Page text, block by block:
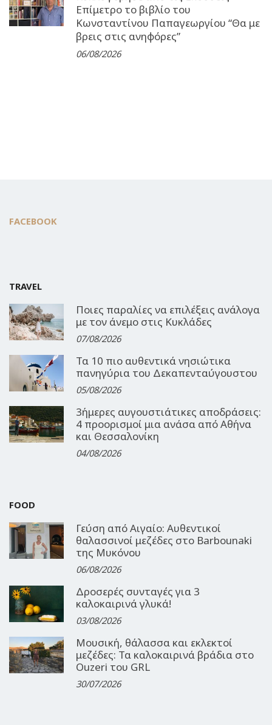
Επίμετρο το βιβλίο του
Κωνσταντίνου Παπαγεωργίου “Θα με
βρεις στις ανηφόρες”
06/08/2026
FACEBOOK
TRAVEL
Ποιες παραλίες να επιλέξεις ανάλογα
με τον άνεμο στις Κυκλάδες
07/08/2026
Τα 10 πιο αυθεντικά νησιώτικα
πανηγύρια του Δεκαπενταύγουστου
05/08/2026
3ήμερες αυγουστιάτικες αποδράσεις:
4 προορισμοί μια ανάσα από Αθήνα
και Θεσσαλονίκη
04/08/2026
FOOD
Γεύση από Αιγαίο: Αυθεντικοί
θαλασσινοί μεζέδες στο Barbounaki
της Μυκόνου
06/08/2026
Δροσερές συνταγές για 3
καλοκαιρινά γλυκά!
03/08/2026
Μουσική, θάλασσα και εκλεκτοί
μεζέδες: Τα καλοκαιρινά βράδια στο
Ouzeri του GRL
30/07/2026